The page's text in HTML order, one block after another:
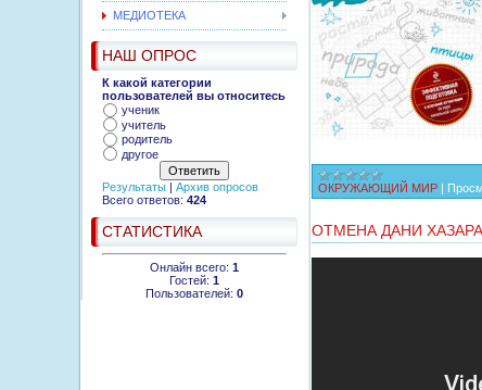
МЕДИОТЕКА
НАШ ОПРОС
К какой категории
пользователей вы относитесь
ученик
учитель
родитель
другое
Результаты
Архив опросов
Всего ответов: 424
СТАТИСТИКА
Онлайн всего: 1
Гостей: 1
Пользователей: 0
ОКРУЖАЮЩИЙ МИР |
ОТМЕНА ДАНИ